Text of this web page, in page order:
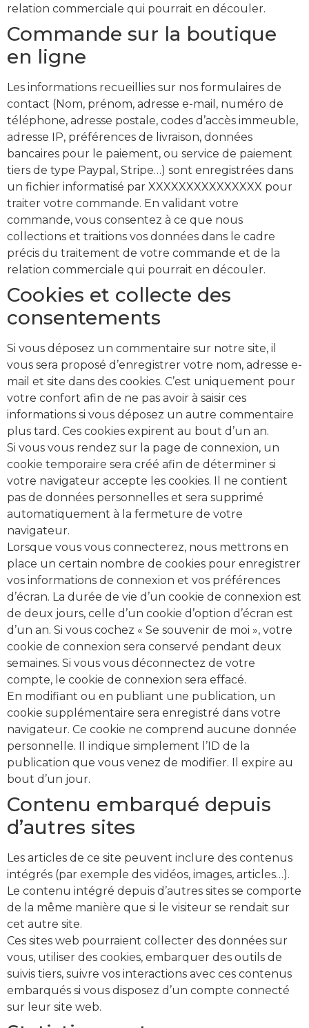
relation commerciale qui pourrait en découler.
Commande sur la boutique
en ligne
Les informations recueillies sur nos formulaires de
contact (Nom, prénom, adresse e-mail, numéro de
téléphone, adresse postale, codes d’accès immeuble,
adresse IP, préférences de livraison, données
bancaires pour le paiement, ou service de paiement
tiers de type Paypal, Stripe…) sont enregistrées dans
un fichier informatisé par XXXXXXXXXXXXXXX pour
traiter votre commande. En validant votre
commande, vous consentez à ce que nous
collections et traitions vos données dans le cadre
précis du traitement de votre commande et de la
relation commerciale qui pourrait en découler.
Cookies et collecte des
consentements
Si vous déposez un commentaire sur notre site, il
vous sera proposé d’enregistrer votre nom, adresse e-
mail et site dans des cookies. C’est uniquement pour
votre confort afin de ne pas avoir à saisir ces
informations si vous déposez un autre commentaire
plus tard. Ces cookies expirent au bout d’un an.
Si vous vous rendez sur la page de connexion, un
cookie temporaire sera créé afin de déterminer si
votre navigateur accepte les cookies. Il ne contient
pas de données personnelles et sera supprimé
automatiquement à la fermeture de votre
navigateur.
Lorsque vous vous connecterez, nous mettrons en
place un certain nombre de cookies pour enregistrer
vos informations de connexion et vos préférences
d’écran. La durée de vie d’un cookie de connexion est
de deux jours, celle d’un cookie d’option d’écran est
d’un an. Si vous cochez « Se souvenir de moi », votre
cookie de connexion sera conservé pendant deux
semaines. Si vous vous déconnectez de votre
compte, le cookie de connexion sera effacé.
En modifiant ou en publiant une publication, un
cookie supplémentaire sera enregistré dans votre
navigateur. Ce cookie ne comprend aucune donnée
personnelle. Il indique simplement l’ID de la
publication que vous venez de modifier. Il expire au
bout d’un jour.
Contenu embarqué depuis
d’autres sites
Les articles de ce site peuvent inclure des contenus
intégrés (par exemple des vidéos, images, articles…).
Le contenu intégré depuis d’autres sites se comporte
de la même manière que si le visiteur se rendait sur
cet autre site.
Ces sites web pourraient collecter des données sur
vous, utiliser des cookies, embarquer des outils de
suivis tiers, suivre vos interactions avec ces contenus
embarqués si vous disposez d’un compte connecté
sur leur site web.